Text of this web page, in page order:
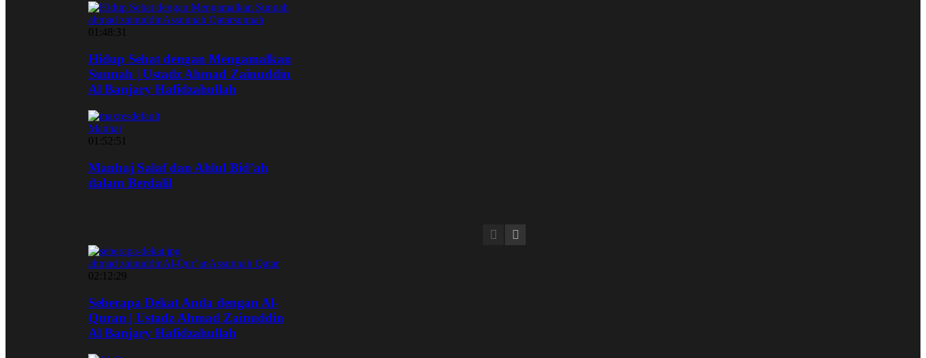
ahmad zainuddinAssunnah Qatarsunnah
01:48:31
Hidup Sehat dengan Mengamalkan
Sunnah | Ustadz Ahmad Zainuddin
Al Banjary Hafidzahullah
Manhaj
01:52:51
Manhaj Salaf dan Ahlul Bid’ah
dalam Berdalil
ahmad zainuddinAl-Qur’anAssunnah Qatar
02:12:29
Seberapa Dekat Anda dengan Al-
Quran | Ustadz Ahmad Zainuddin
Al Banjary Hafidzahullah